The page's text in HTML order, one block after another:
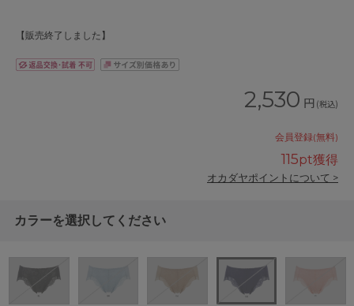
【販売終了しました】
2,530 円 (税込)
会員登録(無料)
115pt獲得
オカダヤポイントについて >
カラーを選択してください